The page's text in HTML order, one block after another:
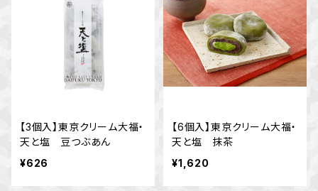
【3個入】東京クリーム大福・
天と塩 豆つぶあん
¥626
【6個入】東京クリーム大福・
天と塩 抹茶
¥1,620